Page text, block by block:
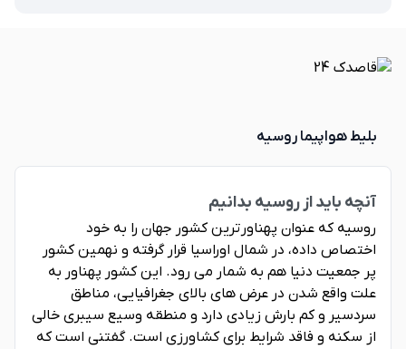
بلیط هواپیما روسیه
آنچه باید از روسیه بدانیم
روسیه که عنوان پهناورترین کشور جهان را به خود
اختصاص داده، در شمال اوراسیا قرار گرفته و نهمین کشور
پر جمعیت دنیا هم به شمار می رود. این کشور پهناور به
علت واقع شدن در عرض های بالای جغرافیایی، مناطق
سردسیر و کم بارش زیادی دارد و منطقه وسیع سیبری خالی
از سکنه و فاقد شرایط برای کشاورزی است. گفتنی است که